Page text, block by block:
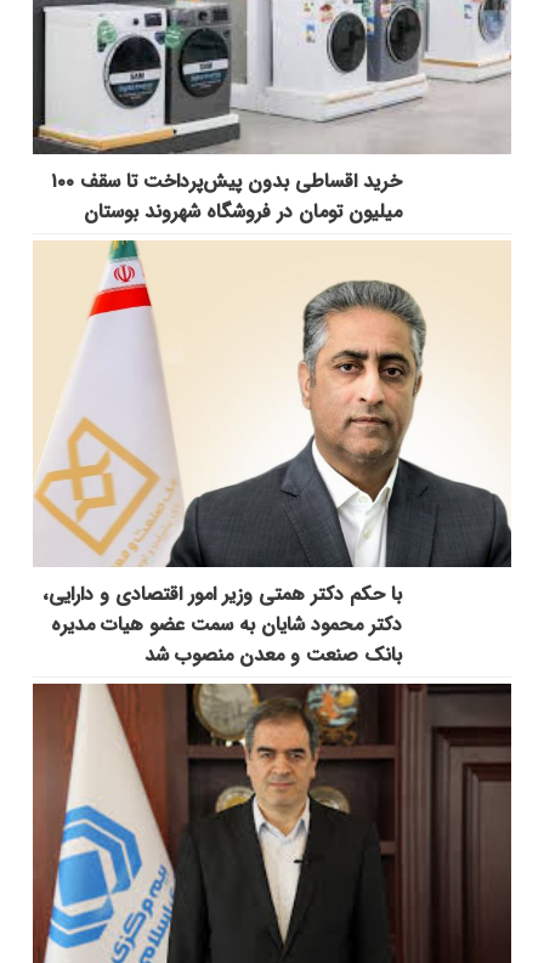
خرید اقساطی بدون پیش‌پرداخت تا سقف ۱۰۰
میلیون تومان در فروشگاه شهروند بوستان
با حکم دکتر همتی وزیر امور اقتصادی و دارایی،
دکتر محمود شایان به سمت عضو هیات مدیره
بانک صنعت و معدن منصوب شد